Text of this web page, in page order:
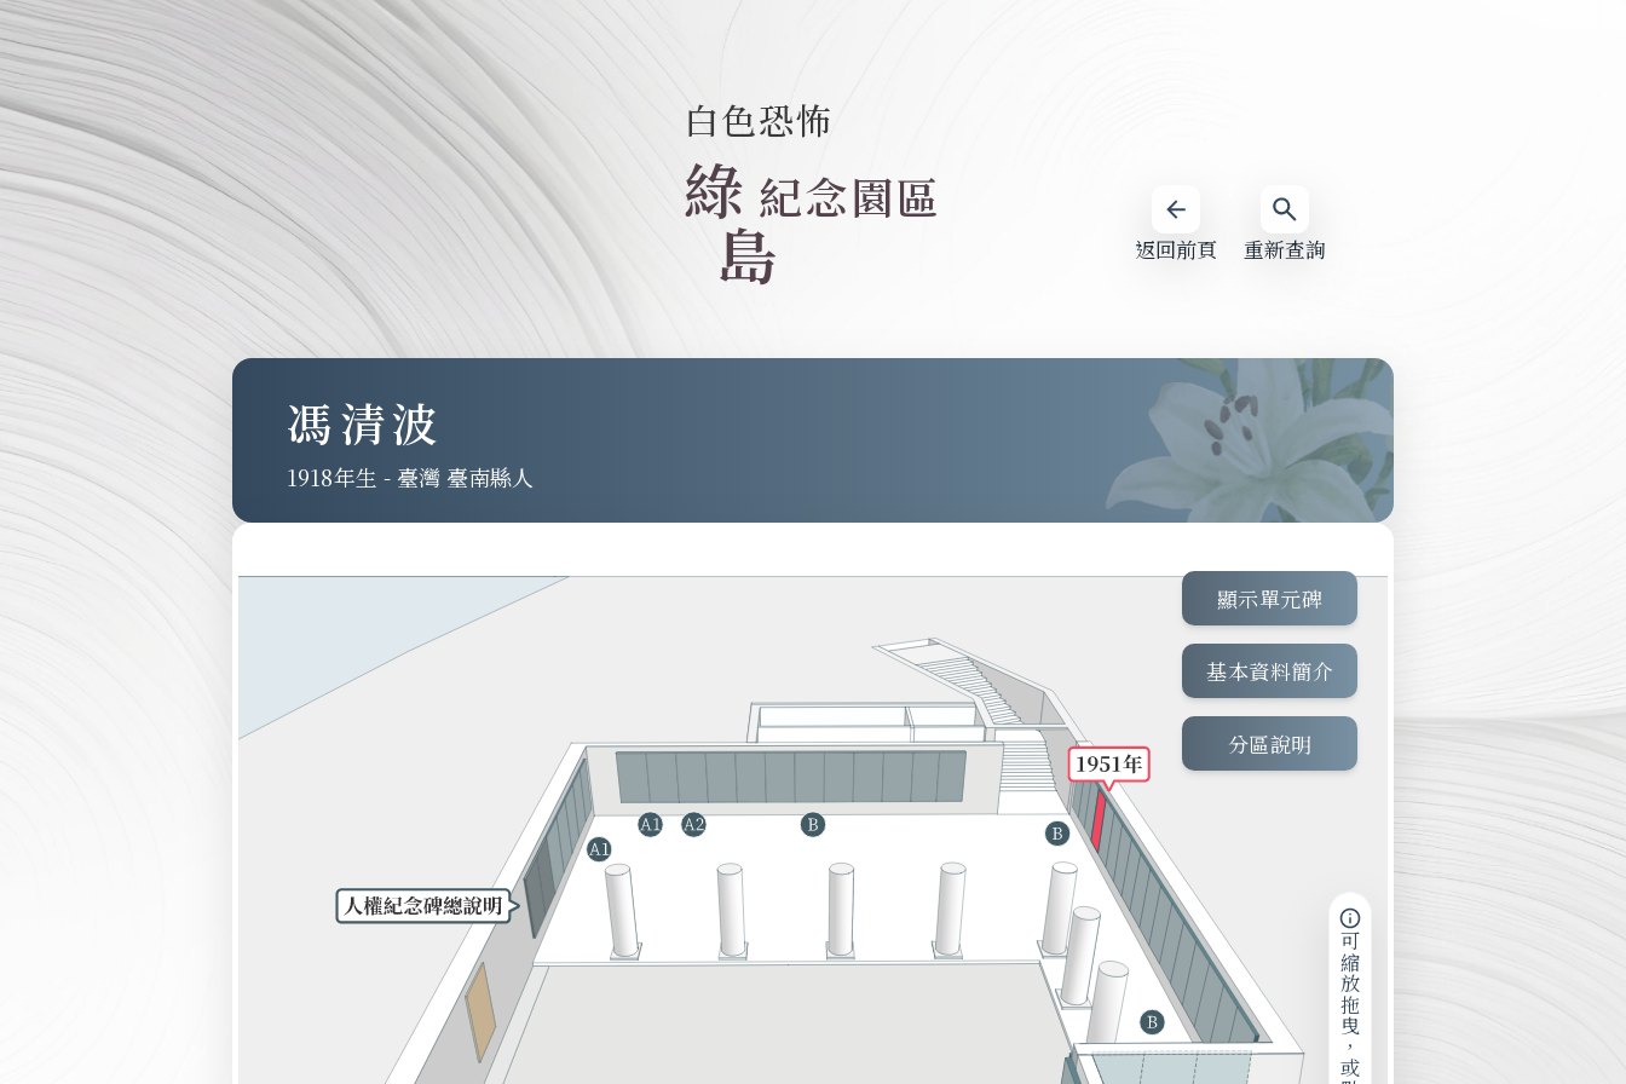
重新查詢
返回前頁
白色恐怖
綠
島
紀念園區
馮清波
1918 - 臺灣 臺南縣人
顯示單元碑
基本資料簡介
分區說明
可縮放拖曳，或點擊